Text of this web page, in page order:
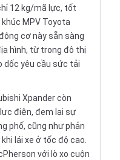
12 kg/mã lực, tốt
MPV Toyota
cơ này sẵn sàng
hình, từ trong đô thị
dốc yêu cầu sức tải
Xpander còn
điện, đem lại sự
phố, cũng như phản
lái xe ở tốc độ cao.
với lò xo cuộn